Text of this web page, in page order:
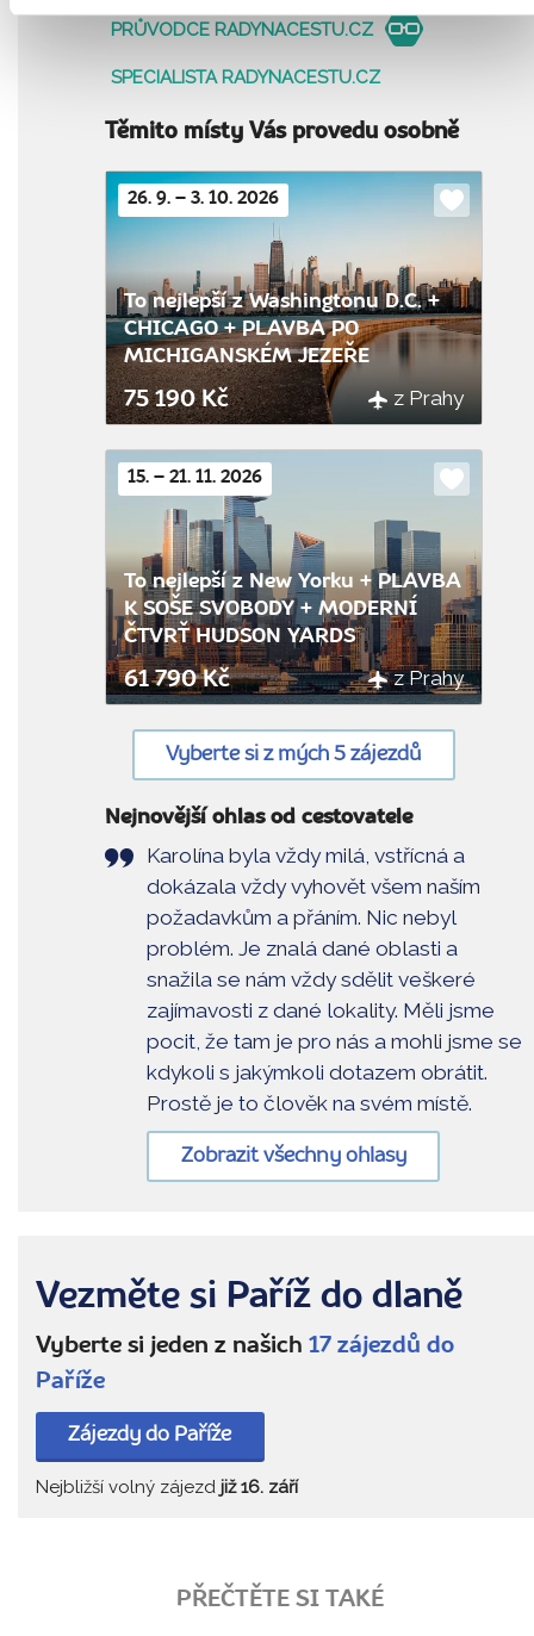
PRŮVODCE RADYNACESTU.CZ
SPECIALISTA RADYNACESTU.CZ
Těmito místy Vás provedu osobně
26. 9. – 3. 10. 2026
Do
To nejlepší z Washingtonu D.C. +
CHICAGO + PLAVBA PO
MICHIGANSKÉM JEZEŘE
75 190 Kč z Prahy
15. – 21. 11. 2026
Do
oblíbených
To nejlepší z New Yorku + PLAVBA
K SOŠE SVOBODY + MODERNÍ
ČTVRŤ HUDSON YARDS
61 790 Kč z Prahy
Vyberte si z mých 5 zájezdů
Nejnovější ohlas od cestovatele
Karolína byla vždy milá, vstřícná a
dokázala vždy vyhovět všem naším
požadavkům a přáním. Nic nebyl
problém. Je znalá dané oblasti a
snažila se nám vždy sdělit veškeré
zajímavosti z dané lokality. Měli jsme
pocit, že tam je pro nás a mohli jsme se
kdykoli s jakýmkoli dotazem obrátit.
Prostě je to člověk na svém místě.
Zobrazit všechny ohlasy
Vezměte si Paříž do dlaně
Vyberte si jeden z našich 17 zájezdů do
Paříže
Zájezdy do Paříže
Nejbližší volný zájezd již 16. září
PŘEČTĚTE SI TAKÉ